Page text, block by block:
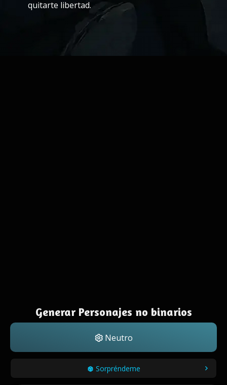
quitarte libertad.
Generar Personajes no binarios
Neutro
Sorpréndeme